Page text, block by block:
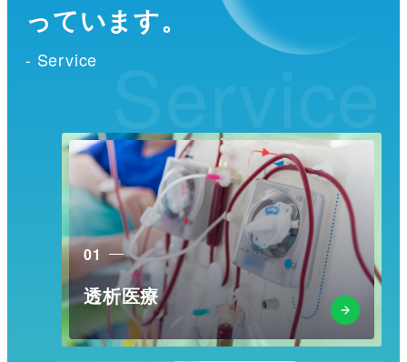
っています。
- Service Service
01
透析医療